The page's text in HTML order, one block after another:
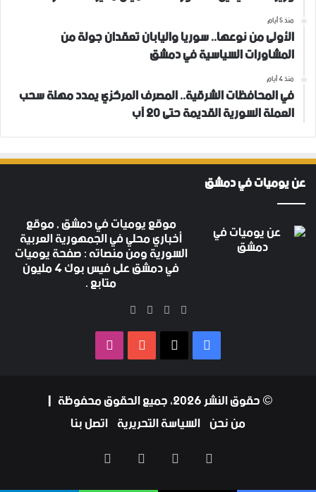
منذ 5 أيام
الأولى من نوعها.. سوريا واليابان تعقدان جولة من
المشاورات السياسية في دمشق
منذ 4 أيام
في المحافظات الشرقية.. المصرف المركزي يمدد مهلة سحب
العملة السورية القديمة حتى 20 آب
عن يوميات في دمشق
موقع يوميات في دمشق , موقع
أخباري محلي في الجمهورية العربية
السورية ومن منصاته : صفحة يوميات
في دمشق على فيس بوك 4 مليون متابع .
فيسبوك
‫X
‫YouTube
فيسبوك ‫YouTube
© حقوق النشر 2026، جميع الحقوق محفوظة |
من نحن السياسة التحريرية اتصل بنا
فيسبوك
‫YouTube